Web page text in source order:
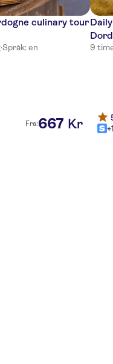
culinary tour
·Språk: en
Fra:667 Kr
9